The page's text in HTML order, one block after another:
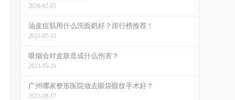
2026-02-05
油皮痘肌用什么洗面奶好？排行榜推荐！
2023-05-15
吸烟会对皮肤造成什么伤害？
2023-05-20
广州哪家整形医院做去眼袋眼纹手术好？
2023-08-17